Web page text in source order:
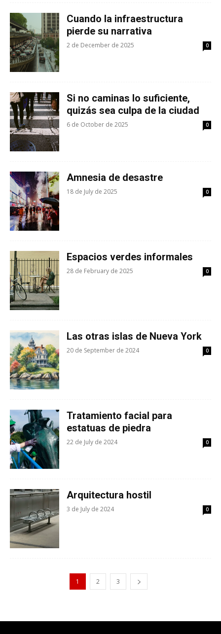
Cuando la infraestructura
pierde su narrativa
2 de December de 2025 0
Si no caminas lo suficiente,
quizás sea culpa de la ciudad
6 de October de 2025 0
Amnesia de desastre
18 de July de 2025 0
Espacios verdes informales
28 de February de 2025 0
Las otras islas de Nueva York
20 de September de 2024 0
Tratamiento facial para
estatuas de piedra
22 de July de 2024 0
Arquitectura hostil
3 de July de 2024 0
1 2 3